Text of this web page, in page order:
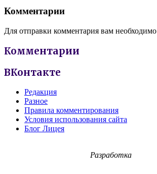
Комментарии
Для отправки комментария вам необходимо
Комментарии
ВКонтакте
Редакция
Разное
Правила комментирования
Условия использования сайта
Блог Лицея
Разработка